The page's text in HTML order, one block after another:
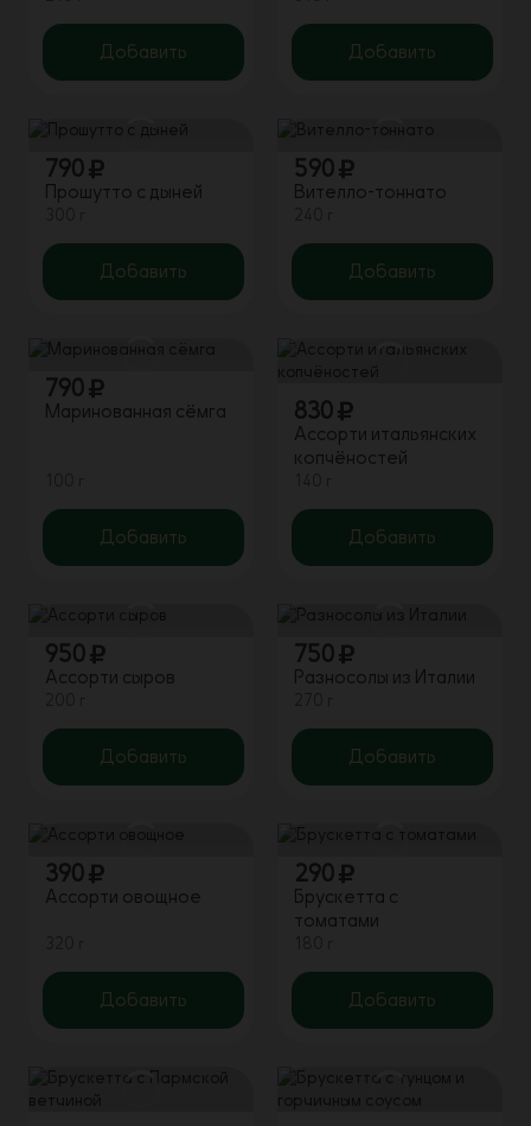
Добавить Добавить
790
Прошутто с дыней
Добавить
590
Вителло-тоннато
Добавить
790
Маринованная сёмга
Добавить
830
Ассорти итальянских
копчёностей
Добавить
950
Ассорти сыров
Добавить
750
Разносолы из Италии
Добавить
390
Ассорти овощное
Добавить
290
Брускетта с
томатами
Добавить